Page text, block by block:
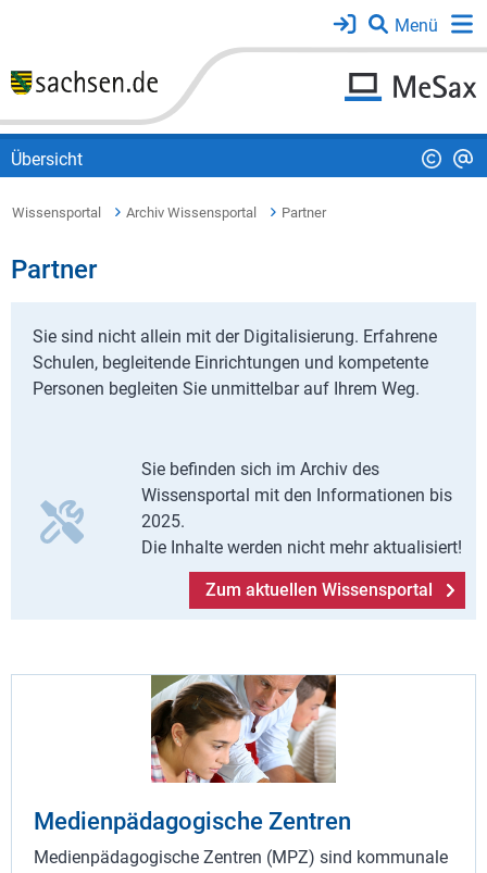
Übersicht
Wissensportal Archiv Wissensportal Partner
Partner
Sie sind nicht allein mit der Digitalisierung. Erfahrene
Schulen, begleitende Einrichtungen und kompetente
Personen begleiten Sie unmittelbar auf Ihrem Weg.
Sie befinden sich im Archiv des
Wissensportal mit den Informationen bis
2025.
Die Inhalte werden nicht mehr aktualisiert!
Zum aktuellen Wissensportal
Medienpädagogische Zentren
Medienpädagogische Zentren (MPZ) sind kommunale